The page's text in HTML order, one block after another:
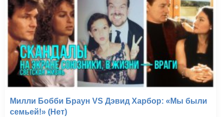
Милли Бобби Браун VS Дэвид Харбор: «Мы были
семьей!» (Нет)